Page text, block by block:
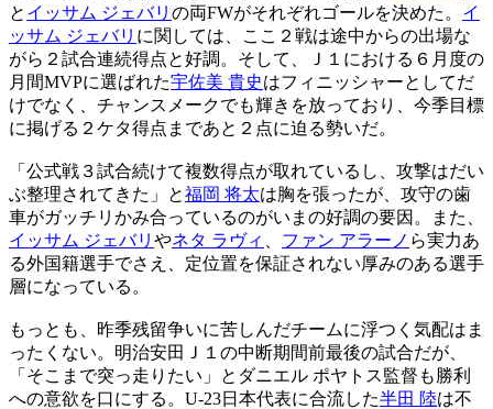
と イッサム ジェバリ の両FWがそれぞれゴールを決めた。 イ
ッサム ジェバリ に関しては、ここ２戦は途中からの出場な
がら２試合連続得点と好調。そして、Ｊ１における６月度の
月間MVPに選ばれた宇佐美 貴史はフィニッシャーとしてだ
けでなく、チャンスメークでも輝きを放っており、今季目標
に掲げる２ケタ得点まであと２点に迫る勢いだ。
「公式戦３試合続けて複数得点が取れているし、攻撃はだい
ぶ整理されてきた」と福岡 将太は胸を張ったが、攻守の歯
車がガッチリかみ合っているのがいまの好調の要因。また、
イッサム ジェバリ やネタ ラヴィ ファン アラーノ ら実力あ
る外国籍選手でさえ、定位置を保証されない厚みのある選手
層になっている。
もっとも、昨季残留争いに苦しんだチームに浮つく気配はま
ったくない。明治安田Ｊ１の中断期間前最後の試合だが、
「そこまで突っ走りたい」とダニエル ポヤトス監督も勝利
への意欲を口にする。U-23日本代表に合流した半田 陸は不